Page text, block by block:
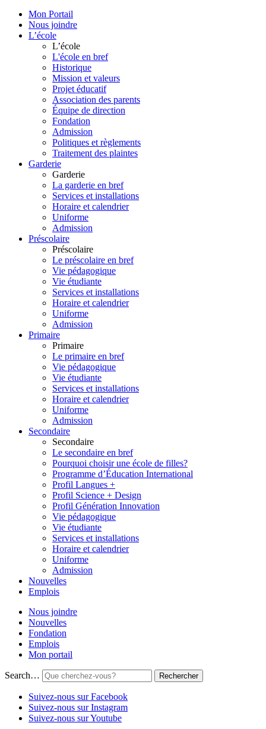
Mon Portail
Nous joindre
L’école
L’école
L'école en bref
Historique
Mission et valeurs
Projet éducatif
Association des parents
Équipe de direction
Fondation
Admission
Politiques et règlements
Traitement des plaintes
Garderie
Garderie
La garderie en bref
Services et installations
Horaire et calendrier
Uniforme
Admission
Préscolaire
Préscolaire
Le préscolaire en bref
Vie pédagogique
Vie étudiante
Services et installations
Horaire et calendrier
Uniforme
Admission
Primaire
Primaire
Le primaire en bref
Vie pédagogique
Vie étudiante
Services et installations
Horaire et calendrier
Uniforme
Admission
Secondaire
Secondaire
Le secondaire en bref
Pourquoi choisir une école de filles?
Programme d’Éducation International
Profil Langues +
Profil Science + Design
Profil Génération Innovation
Vie pédagogique
Vie étudiante
Services et installations
Horaire et calendrier
Uniforme
Admission
Nouvelles
Emplois
Nous joindre
Nouvelles
Fondation
Emplois
Mon portail
Search…
Suivez-nous sur Facebook
Suivez-nous sur Instagram
Suivez-nous sur Youtube